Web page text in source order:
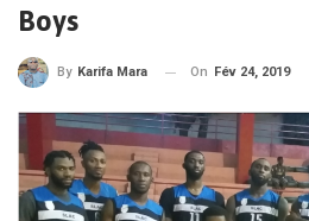
Boys
By Karifa Mara On Fév 24, 2019